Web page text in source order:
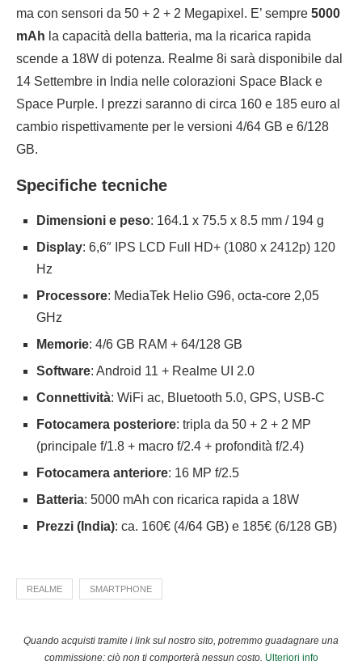
ma con sensori da 50 + 2 + 2 Megapixel. E’ sempre 5000
mAh la capacità della batteria, ma la ricarica rapida
scende a 18W di potenza. Realme 8i sarà disponibile dal
14 Settembre in India nelle colorazioni Space Black e
Space Purple. I prezzi saranno di circa 160 e 185 euro al
cambio rispettivamente per le versioni 4/64 GB e 6/128
GB.
Specifiche tecniche
Dimensioni e peso: 164.1 x 75.5 x 8.5 mm / 194 g
Display: 6,6″ IPS LCD Full HD+ (1080 x 2412p) 120
Hz
Processore: MediaTek Helio G96, octa-core 2,05
GHz
Memorie: 4/6 GB RAM + 64/128 GB
Software: Android 11 + Realme UI 2.0
Connettività: WiFi ac, Bluetooth 5.0, GPS, USB-C
Fotocamera posteriore: tripla da 50 + 2 + 2 MP
(principale f/1.8 + macro f/2.4 + profondità f/2.4)
Fotocamera anteriore: 16 MP f/2.5
Batteria: 5000 mAh con ricarica rapida a 18W
Prezzi (India): ca. 160€ (4/64 GB) e 185€ (6/128 GB)
REALME SMARTPHONE
Quando acquisti tramite i link sul nostro sito, potremmo guadagnare una
commissione: ciò non ti comporterà nessun costo. Ulteriori info